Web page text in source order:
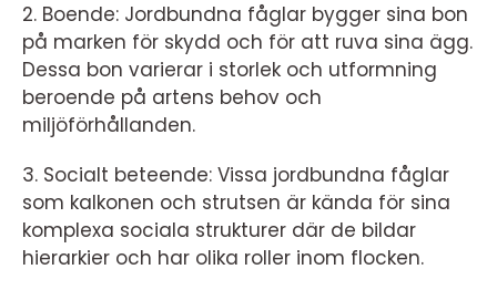
2. Boende: Jordbundna fåglar bygger sina bon
på marken för skydd och för att ruva sina ägg.
Dessa bon varierar i storlek och utformning
beroende på artens behov och
miljöförhållanden.
3. Socialt beteende: Vissa jordbundna fåglar
som kalkonen och strutsen är kända för sina
komplexa sociala strukturer där de bildar
hierarkier och har olika roller inom flocken.